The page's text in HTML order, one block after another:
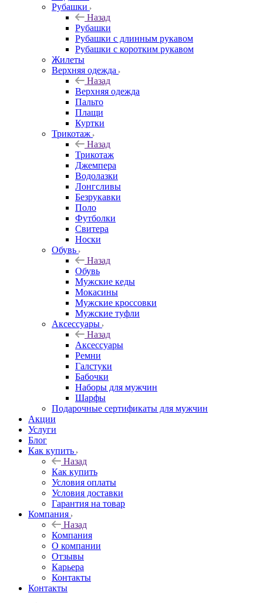
Рубашки
Назад
Рубашки
Рубашки с длинным рукавом
Рубашки с коротким рукавом
Жилеты
Верхняя одежда
Назад
Верхняя одежда
Пальто
Плащи
Куртки
Трикотаж
Назад
Трикотаж
Джемпера
Водолазки
Лонгсливы
Безрукавки
Поло
Футболки
Свитера
Носки
Обувь
Назад
Обувь
Мужские кеды
Мокасины
Мужские кроссовки
Мужские туфли
Аксессуары
Назад
Аксессуары
Ремни
Галстуки
Бабочки
Наборы для мужчин
Шарфы
Подарочные сертификаты для мужчин
Акции
Услуги
Блог
Как купить
Назад
Как купить
Условия оплаты
Условия доставки
Гарантия на товар
Компания
Назад
Компания
О компании
Отзывы
Карьера
Контакты
Контакты